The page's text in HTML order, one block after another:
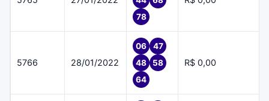
78
5766 28/01/2022
06
47
48
58
64
R$ 0,00